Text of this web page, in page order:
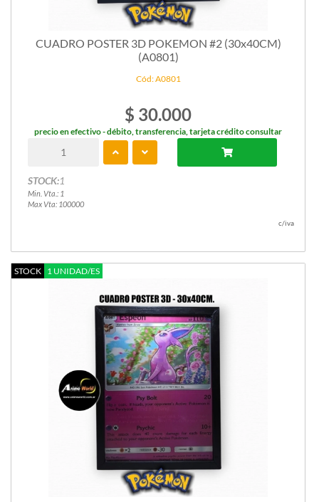
CUADRO POSTER 3D POKEMON #2 (30x40CM)
(A0801)
Cód: A0801
$ 30.000
precio en efectivo - débito, transferencia, tarjeta crédito consultar
STOCK:1
Min. Vta.: 1
Max Vta: 100000
c/iva
STOCK 1 UNIDAD/ES